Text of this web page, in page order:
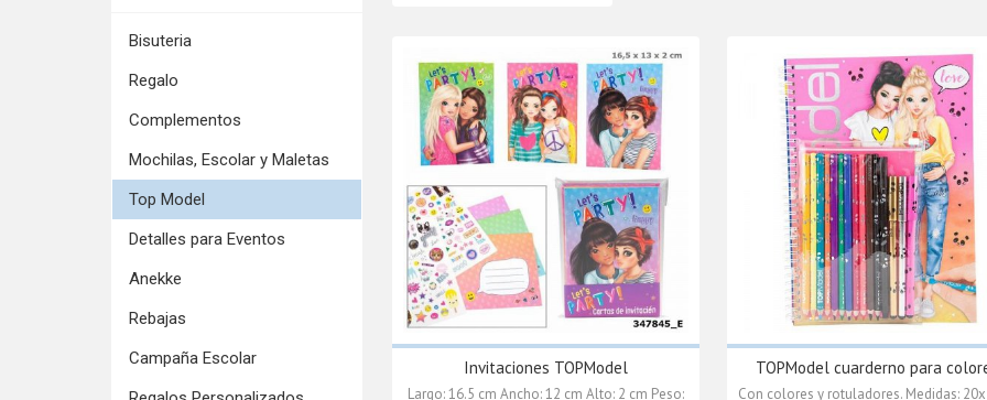
Bisuteria
Regalo
Complementos
Mochilas, Escolar y Maletas
Top Model
Detalles para Eventos
Anekke
Rebajas
Campaña Escolar
Invitaciones TOPModel
Largo: 16.5 cm Ancho: 12 cm Alto: 2 cm Peso:
TOPModel cuarderno para
Con colores y rotuladores. Medidas: